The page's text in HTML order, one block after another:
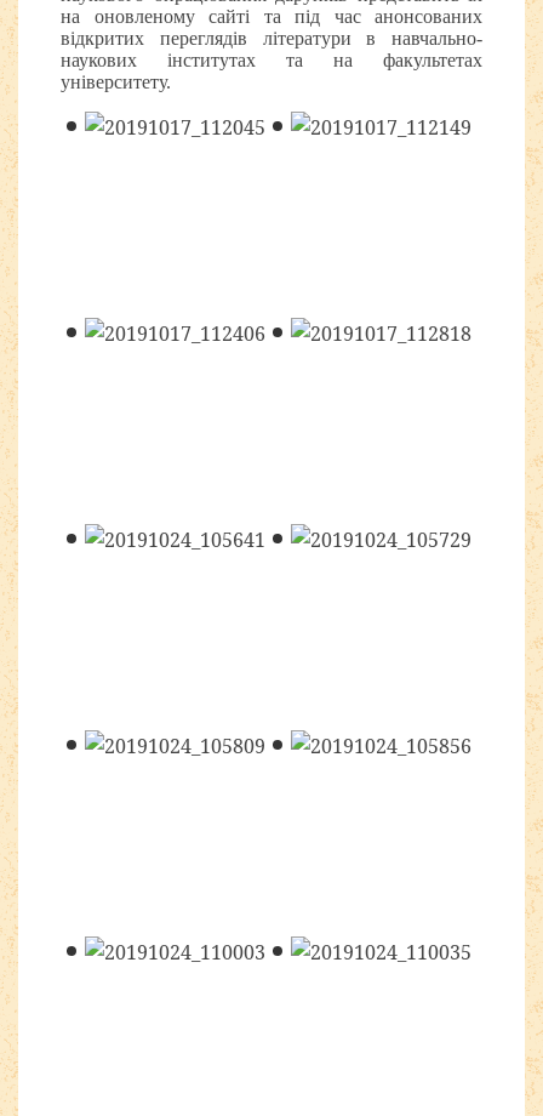
на оновленому сайті та під час анонсованих
відкритих переглядів літератури в навчально-
наукових інститутах та на факультетах
університету.